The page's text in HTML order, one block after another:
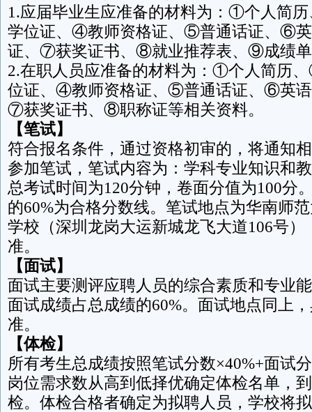
1.应届毕业生应准备的材料为：①个人简
学位证、④教师资格证、⑤普通话证、⑥英
证、⑦获奖证书、⑧就业推荐表、⑨成绩
2.在职人员应准备的材料为：①个人简历
位证、④教师资格证、⑤普通话证、⑥英语
⑦获奖证书、⑧职称证等相关资料。
【笔试】
符合报名条件，通过资格初审的，将通知
参加笔试，笔试内容为：学科专业知识和
总考试时间为120分钟，卷面分值为100分
的60%为合格分数线。笔试地点为华南师
学校（深圳龙岗大运新城龙飞大道106号
准。
【面试】
面试主要测评应聘人员的综合素质和专业
面试成绩占总成绩的60%。面试地点同上
准。
【体检】
所有考生总成绩按照笔试分数×40%+面试
岗位需求数从高到低择优确定体检名单，
检。体检合格者确定为拟聘人员，学校将